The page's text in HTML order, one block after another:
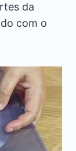
da
com o